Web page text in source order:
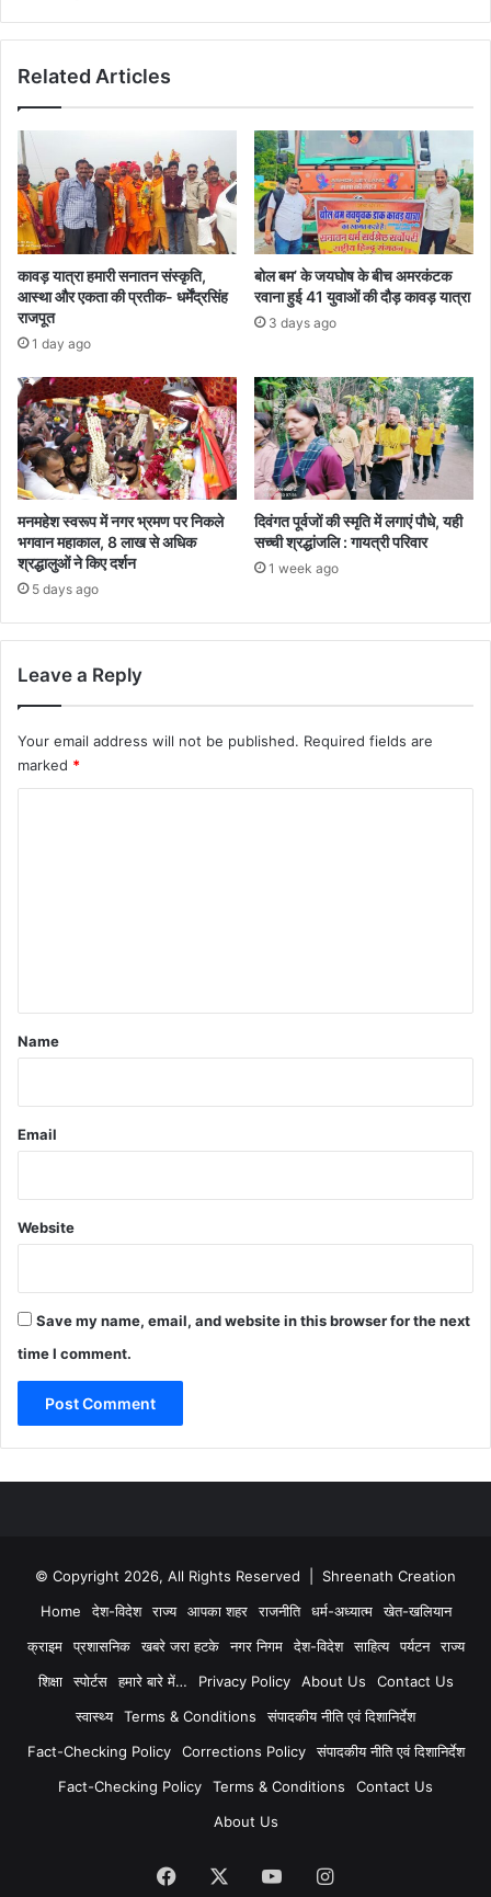
राणा
Related Articles
कावड़ यात्रा हमारी सनातन संस्कृति,
आस्था और एकता की प्रतीक- धर्मेंद्रसिंह
राजपूत
1 day ago
बोल बम’ के जयघोष के बीच अमरकंटक
रवाना हुई 41 युवाओं की दौड़ कावड़ यात्रा
3 days ago
मनमहेश स्वरूप में नगर भ्रमण पर निकले
भगवान महाकाल, 8 लाख से अधिक
श्रद्धालुओं ने किए दर्शन
5 days ago
दिवंगत पूर्वजों की स्मृति में लगाएं पौधे, यही
सच्ची श्रद्धांजलि : गायत्री परिवार
1 week ago
Leave a Reply
Your email address will not be published. Required fields are
marked *
*
Name
Email
Website
Save my name, email, and website in this browser for the next
time I comment.
© Copyright 2026, All Rights Reserved | Shreenath Creation
Home
देश-विदेश राज्य आपका शहर राजनीति धर्म-अध्यात्म
खेत-खलियान
क्राइम
प्रशासनिक खबरे जरा हटके नगर निगम देश-विदेश साहित्य पर्यटन
राज्य
शिक्षा
स्पोर्टस हमारे बारे में… Privacy Policy About Us
Contact Us
स्वास्थ्य
Terms & Conditions
संपादकीय नीति एवं दिशानिर्देश
Fact-Checking Policy
Corrections Policy
संपादकीय नीति एवं दिशानिर्देश
Fact-Checking Policy
Terms & Conditions
Contact Us
About Us
Facebook YouTubeInstagram